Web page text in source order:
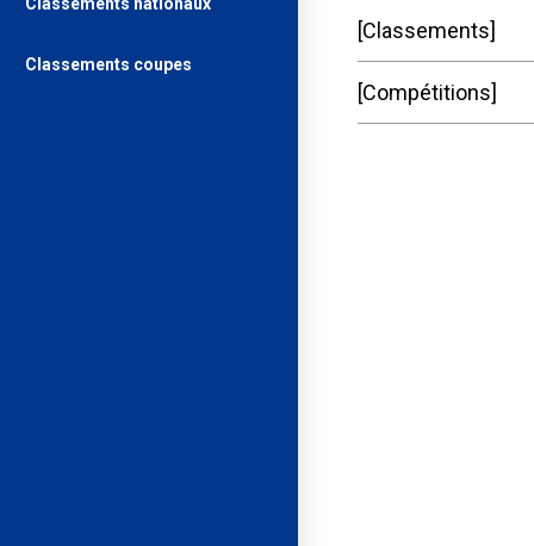
Classements
Compétitions
Classements coupes